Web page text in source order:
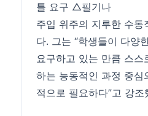
틀 요구 △필기나
주입 위주의 지루한 수동
다. 그는 “학생들이 다양
요구하고 있는 만큼 스스
하는 능동적인 과정 중심
적으로 필요하다”고 강조